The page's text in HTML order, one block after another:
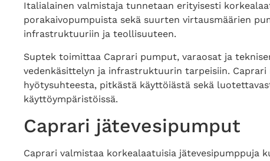
Italialainen valmistaja tunnetaan erityisesti
porakaivopumpuista sekä suurten virtausmäärien
infrastruktuuriin ja teollisuuteen.
Suptek toimittaa Caprari pumput, varaosat ja
vedenkäsittelyn ja infrastruktuurin tarpeisiin.
hyötysuhteesta, pitkästä käyttöiästä sekä
käyttöympäristöissä.
Caprari jätevesipumput
Caprari valmistaa korkealaatuisia jätevesipumppuja